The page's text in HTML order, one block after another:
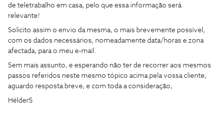
de teletrabalho em casa, pelo que essa informação será
relevante!
Solicito assim o envio da mesma, o mais brevemente possível,
com os dados necessários, nomeadamente data/horas e zona
afectada, para o meu e-mail.
Sem mais assunto, e esperando não ter de recorrer aos mesmos
passos referidos neste mesmo tópico acima pela vossa cliente,
aguardo resposta breve, e com toda a consideração,
HélderS